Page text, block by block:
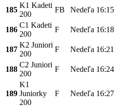
185
K1 Kadeti
200
FB Nedeľa 16:15
186
C1 Kadeti
200
F Nedeľa 16:18
187
K2 Juniori
200
F Nedeľa 16:21
188
C2 Juniori
200
F Nedeľa 16:24
189
K1
Juniorky
200
F Nedeľa 16:27